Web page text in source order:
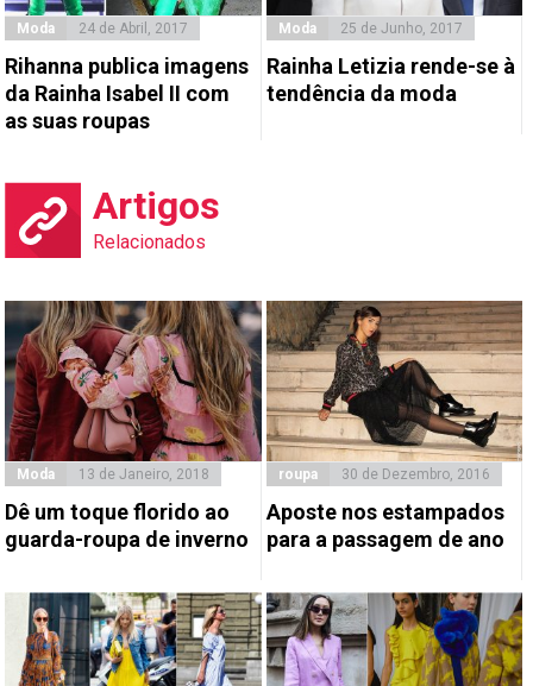
Moda 24 de Abril, 2017
Rihanna publica imagens
da Rainha Isabel II com
as suas roupas
Moda 25 de Junho, 2017
Rainha Letizia rende-se à
tendência da moda
Artigos
Relacionados
Moda 13 de Janeiro, 2018
Dê um toque florido ao
guarda-roupa de inverno
roupa 30 de Dezembro, 2016
Aposte nos estampados
para a passagem de ano